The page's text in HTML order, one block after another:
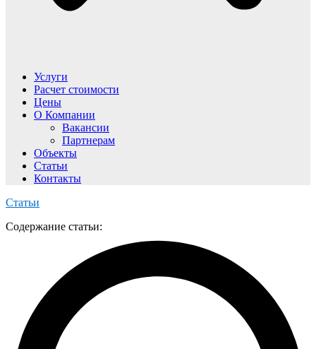
Услуги
Расчет стоимости
Цены
О Компании
Вакансии
Партнерам
Объекты
Статьи
Контакты
Статьи
Содержание статьи: